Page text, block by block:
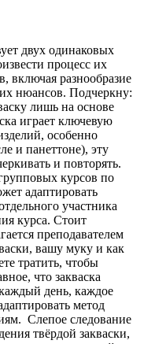
двух одинаковых
процесс их
включая разнообразие
нюансов. Подчеркну:
лишь на основе
играет ключевую
особенно
и панеттоне), эту
и повторять.
курсов по
адаптировать
участника
курса. Стоит
преподавателем
вашу муку и как
тратить, чтобы
что закваска
день, каждое
метод
Слепое следование
твёрдой закваски,